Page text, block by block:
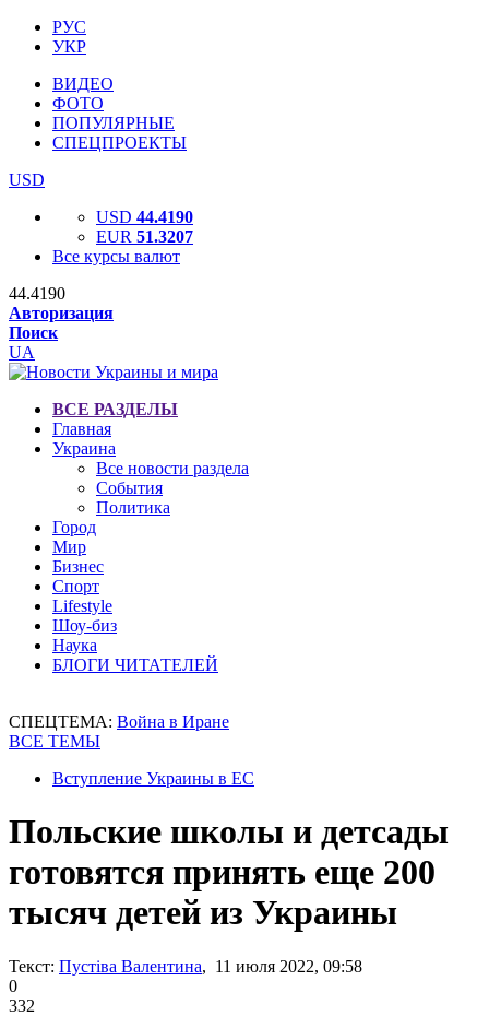
РУС
УКР
ВИДЕО
ФОТО
ПОПУЛЯРНЫЕ
СПЕЦПРОЕКТЫ
USD
USD 44.4190
EUR 51.3207
Все курсы валют
44.4190
Авторизация
Поиск
UA
ВСЕ РАЗДЕЛЫ
Главная
Украина
Все новости раздела
События
Политика
Город
Мир
Бизнес
Спорт
Lifestyle
Шоу-биз
Наука
БЛОГИ ЧИТАТЕЛЕЙ
СПЕЦТЕМА: Война в Иране
ВСЕ ТЕМЫ
Вступление Украины в ЕС
Польские школы и детсады
готовятся принять еще 200
тысяч детей из Украины
Текст: Пустіва Валентина, 11 июля 2022, 09:58
0
332